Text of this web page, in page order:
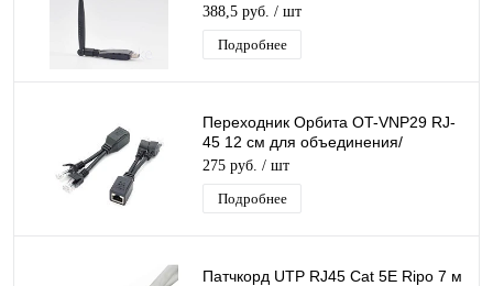
388,5 руб. / шт
Подробнее
Переходник Орбита OT-VNP29 RJ-
45 12 см для объединения/
разделения сигналов IP
видеокамер по 1 кабелю
275 руб. / шт
Подробнее
Патчкорд UTP RJ45 Cat 5E Ripo 7 м